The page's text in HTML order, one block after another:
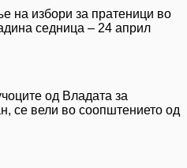
на избори за пратеници во
седница – 24 април
од Владата за
се вели во соопштението од